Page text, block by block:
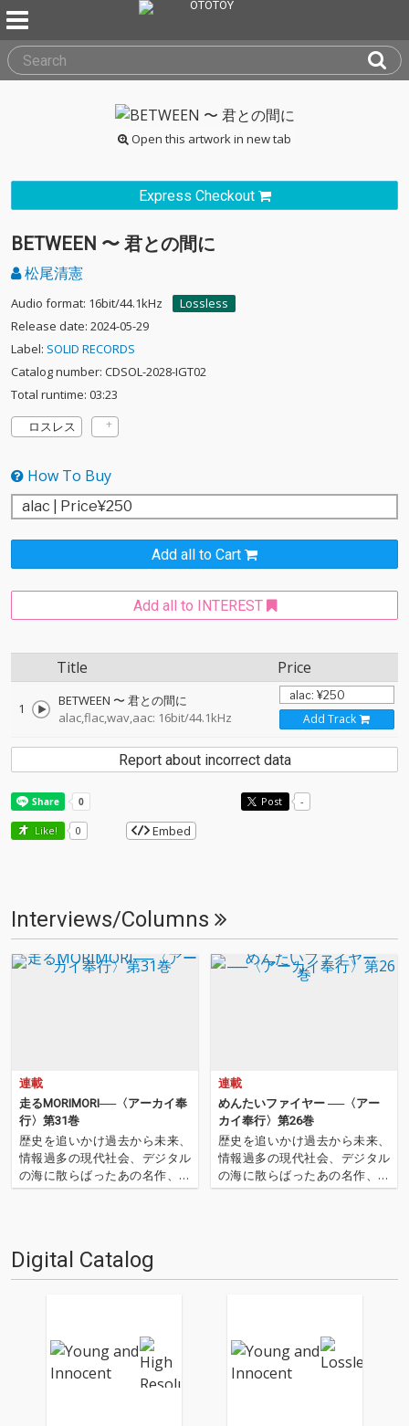
Open this artwork in new tab
Express Checkout
BETWEEN 〜 君との間に
松尾清憲
Audio format: 16bit/44.1kHz
Lossless
Release date: 2024-05-29
Label: SOLID RECORDS
Catalog number: CDSOL-2028-IGT02
Total runtime: 03:23
ロスレス
How To Buy
Add all to Cart
Add all to INTEREST
Title Price
1
BETWEEN 〜 君との間に
alac,flac,wav,aac: 16bit/44.1kHz
Add Track
Report about incorrect data
Post -
Like! 0 Embed
Interviews/Columns
連載
走るMORIMORI──〈アーカイ奉
行〉第31巻
歴史を追いかけ過去から未来、
情報過多の現代社会、デジタル
の海に散らばったあの名作、こ
の名作たちをひとつにまとめる
は…'''1.過去作の最新リマスター
音源 2.これまで未配信…
連載
めんたいファイヤー ──〈アー
カイ奉行〉第26巻
歴史を追いかけ過去から未来、
情報過多の現代社会、デジタル
の海に散らばったあの名作、こ
の名作たちをひとつにまとめる
音源 2.これまで未配信…
Digital Catalog